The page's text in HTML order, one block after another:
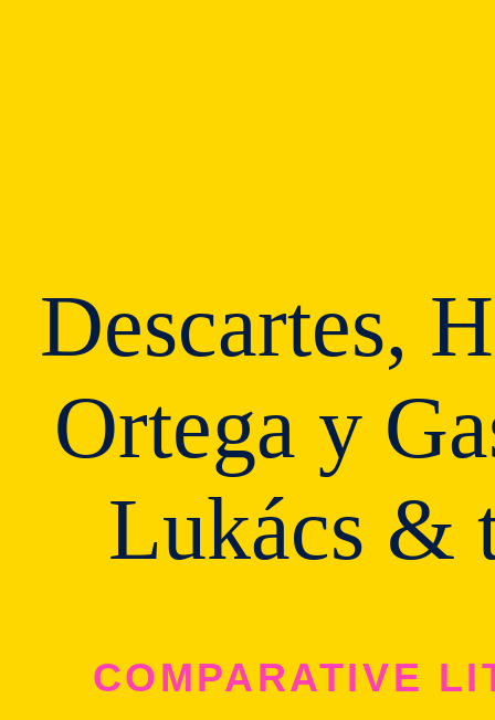
Descartes,
Ortega y
Lukács &
COMPARATIVE